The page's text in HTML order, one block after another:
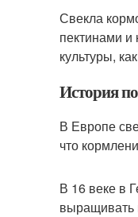
Свекла
пектинами и
культуры,
История
В Европе
что
В 16 веке в
выращивать